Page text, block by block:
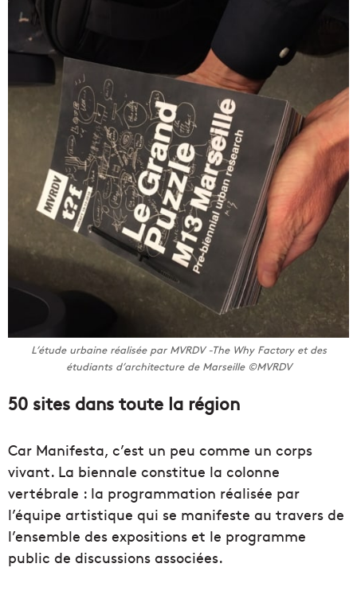
L’étude urbaine réalisée par MVRDV -The Why Factory et des
étudiants d’architecture de Marseille ©MVRDV
50 sites dans toute la région
Car Manifesta, c’est un peu comme un corps
vivant. La biennale constitue la colonne
vertébrale : la programmation réalisée par
l’équipe artistique qui se manifeste au travers de
l’ensemble des expositions et le programme
public de discussions associées.